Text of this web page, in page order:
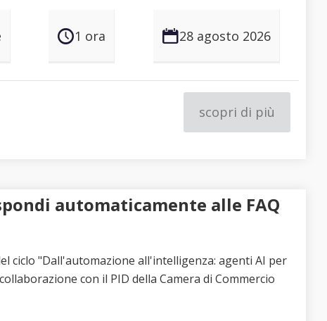
1 ora 28 agosto 2026
scopri di più
automaticamente alle FAQ
ciclo "Dall'automazione all'intelligenza: agenti AI per
con il PID della Camera di Commercio